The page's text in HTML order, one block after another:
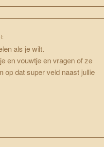
als je wilt.
en vouwtje en vragen of ze
op dat super veld naast jullie